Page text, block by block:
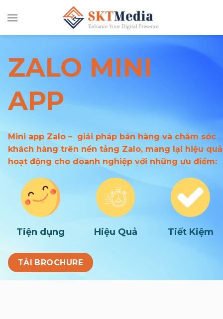
đến
ZALO MINI
APP
Mini app Zalo – giải pháp bán hàng và chăm sóc
khách hàng trên nền tảng Zalo, mang lại hiệu quả
hoạt động cho doanh nghiệp với những ưu điểm:
Tiện dụng Hiệu Quả Tiết Kiệm
TẢI BROCHURE